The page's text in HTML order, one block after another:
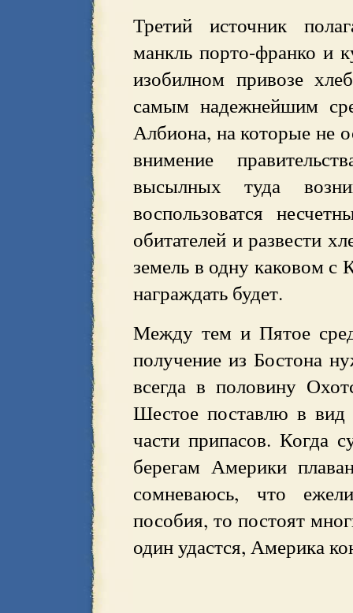
Третий источник
манкль порто-франко и
изобилном привозе
самым надежнейшим
Албиона, на которые не
внимение
высылных туда
воспользоватся
обитателей и развести
земель в одну каковом
награждать будет.
Между тем и Пятое
получение из Бостона
всегда в половину
Шестое поставлю в вид
части припасов. Когда
берегам Америки
сомневаюсь, что
пособия, то постоят
один удастся, Америка